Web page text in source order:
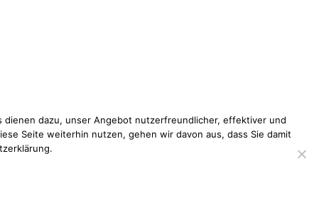
dazu, unser Angebot nutzerfreundlicher, effektiver und
Seite weiterhin nutzen, gehen wir davon aus, dass Sie damit